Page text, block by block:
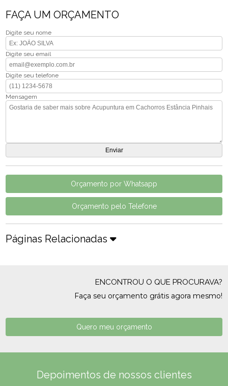
FAÇA UM ORÇAMENTO
Digite seu nome
Digite seu email
Digite seu telefone
Mensagem
Orçamento por Whatsapp
Orçamento pelo Telefone
Páginas Relacionadas
ENCONTROU O QUE PROCURAVA?
Faça seu orçamento grátis agora mesmo!
Quero meu orçamento
Depoimentos de nossos clientes